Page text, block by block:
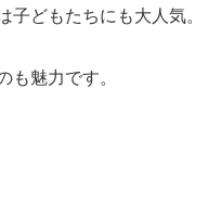
どもたちにも大人気。
魅力です。